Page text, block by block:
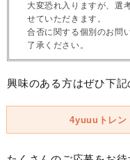
大変恐れ入りますが、選
せていただきます。
合否に関する個別のお問
了承ください。
興味のある方はぜひ下記
4yuuuトレン